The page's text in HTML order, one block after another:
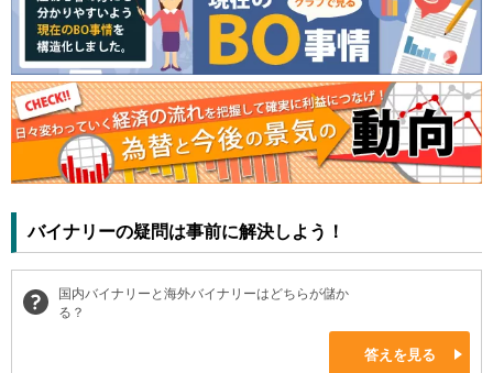
バイナリーの疑問は事前に解決しよう！
国内バイナリーと海外バイナリーはどちらが儲か
る？
答えを見る